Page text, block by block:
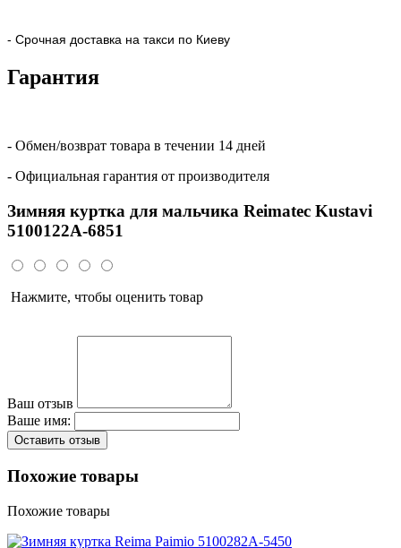
- Срочная доставка на такси по Киеву
Гарантия
- Обмен/возврат товара в течении 14 дней
- Официальная гарантия от производителя
Зимняя куртка для мальчика Reimatec Kustavi
5100122A-6851
Нажмите, чтобы оценить товар
Ваш отзыв
Ваше имя:
Оставить отзыв
Похожие товары
Похожие товары